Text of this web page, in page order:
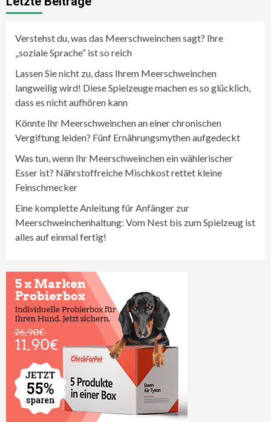
Verstehst du, was das Meerschweinchen sagt? Ihre
„soziale Sprache“ ist so reich
Lassen Sie nicht zu, dass Ihrem Meerschweinchen
langweilig wird! Diese Spielzeuge machen es so glücklich,
dass es nicht aufhören kann
Könnte Ihr Meerschweinchen an einer chronischen
Vergiftung leiden? Fünf Ernährungsmythen aufgedeckt
Was tun, wenn Ihr Meerschweinchen ein wählerischer
Esser ist? Nährstoffreiche Mischkost rettet kleine
Feinschmecker
Eine komplette Anleitung für Anfänger zur
Meerschweinchenhaltung: Vom Nest bis zum Spielzeug ist
alles auf einmal fertig!